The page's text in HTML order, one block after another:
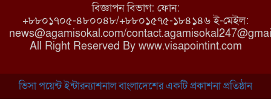
রাজবাড়ী: বালিয়াকান্দিতে কিশোরীর
ঝুলন্ত মরদেহ উদ্ধার
বিজ্ঞাপন বিভাগ: ফোন:
+৮৮০১৭০৫-৪৮০০৪৮/+৮৮০১৫৭৫-১৮৪১৪৬ ই-মেইল:
news@agamisokal.com/
All Right Reserved By www.visapointint.com
ভিসা পয়েন্ট ইন্টারন্যাশনাল বাংলাদেশের একটি প্রকাশনা প্রতিষ্ঠান